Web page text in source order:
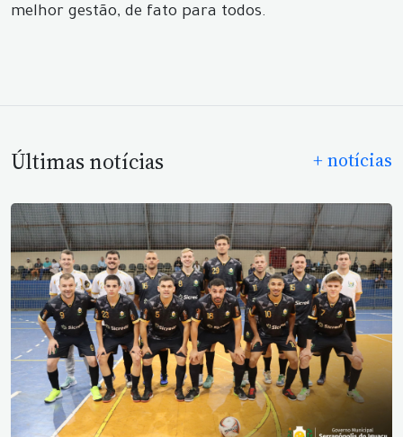
melhor gestão, de fato para todos.
Últimas notícias + notícias